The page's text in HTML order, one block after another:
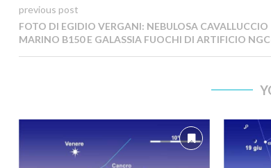
previous post
FOTO DI EGIDIO VERGANI: NEBULOSA CAVALLUCCIO
MARINO B150 E GALASSIA FUOCHI DI ARTIFICIO